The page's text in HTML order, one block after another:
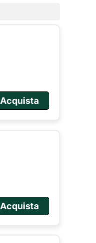
Acquista
Acquista